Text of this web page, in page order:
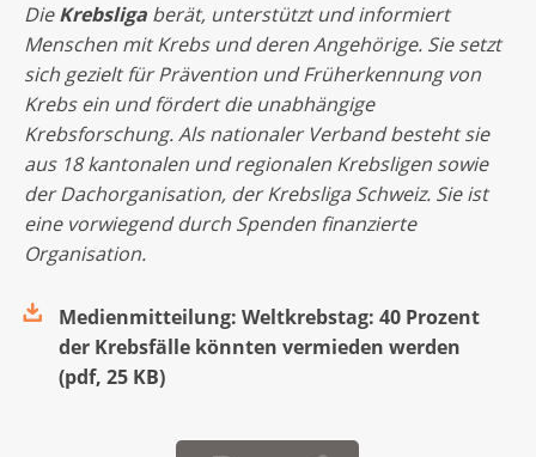
DieKrebsliga berät, unterstützt und informiert
Menschen mit Krebs und deren Angehörige. Sie setzt
sich gezielt für Prävention und Früherkennung von
Krebs ein und fördert die unabhängige
Krebsforschung. Als nationaler Verband besteht sie
aus 18 kantonalen und regionalen Krebsligen sowie
der Dachorganisation, der Krebsliga Schweiz. Sie ist
eine vorwiegend durch Spenden finanzierte
Organisation.
Medienmitteilung: Weltkrebstag: 40 Prozent
der Krebsfälle könnten vermieden werden
(pdf, 25 KB)